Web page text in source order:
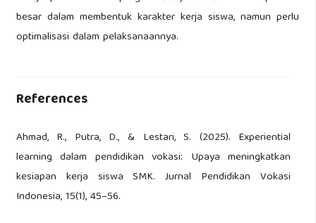
besar dalam membentuk karakter kerja siswa, namun perlu
optimalisasi dalam pelaksanaannya.
References
Ahmad, R., Putra, D., & Lestari, S. (2025). Experiential
learning dalam pendidikan vokasi: Upaya meningkatkan
kesiapan kerja siswa SMK. Jurnal Pendidikan Vokasi
Indonesia, 15(1), 45–56.